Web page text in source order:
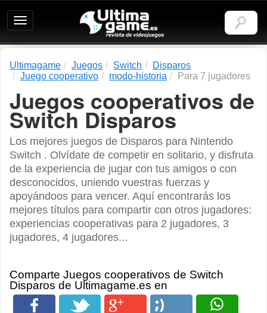
Ultimagame:
Revista
de
Ultimagame Juegos Switch
Disparos
Juego cooperativo
modo-historia Para 7 jugadores
Juegos cooperativos de
Switch Disparos
Los mejores juegos de Disparos para Nintendo
Switch . Olvídate de competir en solitario, y disfruta
de la experiencia de jugar con tus amigos o con
desconocidos, uniendo vuestras fuerzas y
apoyándoos para vencer. Aquí encontrarás los
mejores títulos para compartir con otros jugadores:
experiencias cooperativas para 2 jugadores, 3
jugadores, 4 jugadores...
Comparte Juegos cooperativos de Switch
Disparos de Ultimagame.es en